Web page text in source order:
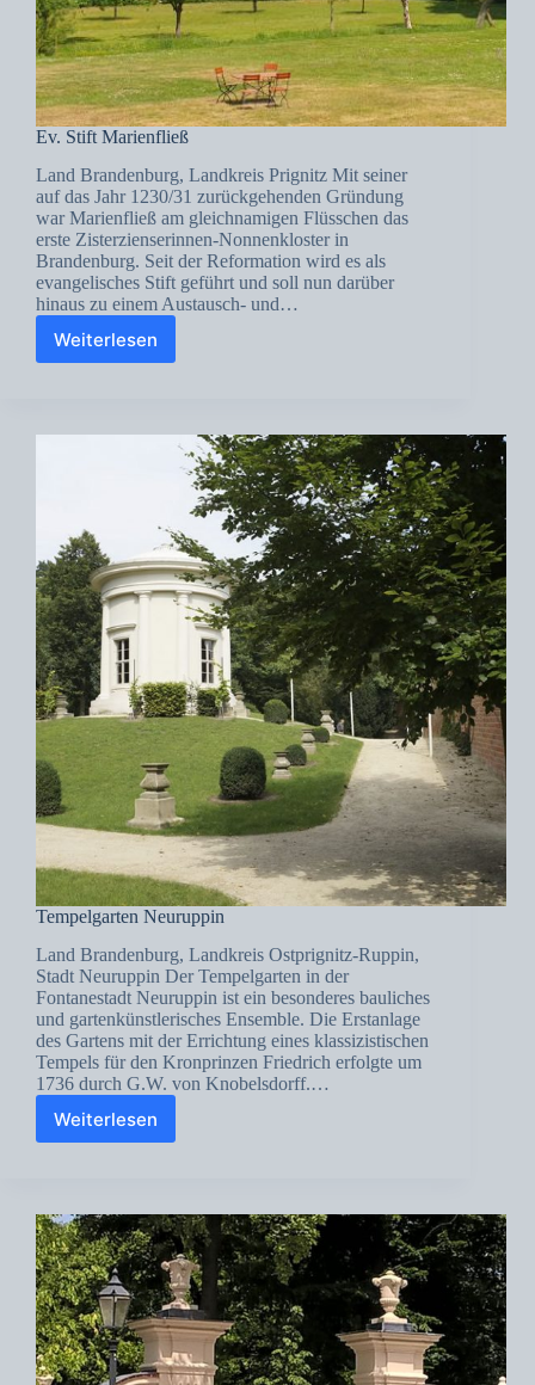
Ev. Stift Marienfließ
Land Brandenburg, Landkreis Prignitz Mit seiner
auf das Jahr 1230/31 zurückgehenden Gründung
war Marienfließ am gleichnamigen Flüsschen das
erste Zisterzienserinnen-Nonnenkloster in
Brandenburg. Seit der Reformation wird es als
evangelisches Stift geführt und soll nun darüber
hinaus zu einem Austausch- und…
Weiterlesen
Ev.
Tempelgarten Neuruppin
Land Brandenburg, Landkreis Ostprignitz-Ruppin,
Stadt Neuruppin Der Tempelgarten in der
Fontanestadt Neuruppin ist ein besonderes bauliches
und gartenkünstlerisches Ensemble. Die Erstanlage
des Gartens mit der Errichtung eines klassizistischen
Tempels für den Kronprinzen Friedrich erfolgte um
1736 durch G.W. von Knobelsdorff.…
WeiterlesenTempelgarten